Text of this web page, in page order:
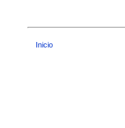
Inicio